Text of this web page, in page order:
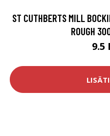
ST CUTHBERTS MILL
ROUGH
9.5